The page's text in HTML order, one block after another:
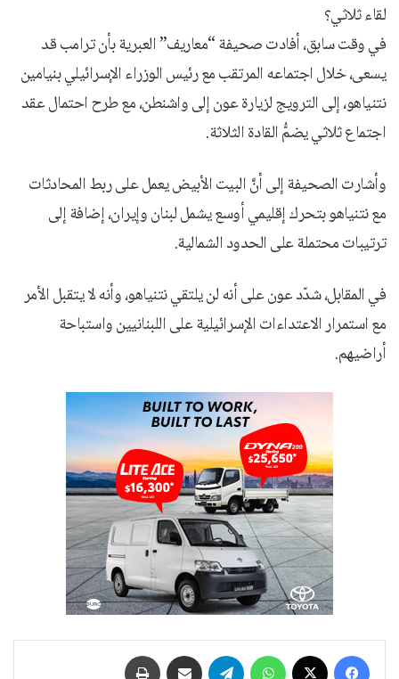
لقاء ثلاثي؟
في وقت سابق، أفادت صحيفة “معاريف” العبرية بأن ترامب قد
يسعى، خلال اجتماعه المرتقب مع رئيس الوزراء الإسرائيلي بنيامين
نتنياهو، إلى الترويج لزيارة عون إلى واشنطن، مع طرح احتمال عقد
اجتماع ثلاثي يضمُّ القادة الثلاثة.
وأشارت الصحيفة إلى أنَّ البيت الأبيض يعمل على ربط المحادثات
مع نتنياهو بتحرك إقليمي أوسع يشمل لبنان وإيران، إضافة إلى
ترتيبات محتملة على الحدود الشمالية.
في المقابل، شدّد عون على أنه لن يلتقي نتنياهو، وأنه لا يتقبل الأمر
مع استمرار الاعتداءات الإسرائيلية على اللبنانيين واستباحة
أراضيهم.
فيسبوك واتساب تيلقرام مشاركة عبر البريد